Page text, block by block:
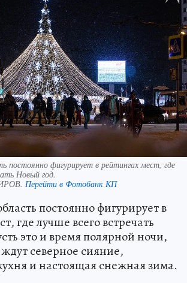
постоянно фигурирует в рейтингах мест, где
Новый год.
Перейти в Фотобанк КП
постоянно фигурирует в
где лучше всего встречать
это и время полярной ночи,
северное сияние,
и настоящая снежная зима.